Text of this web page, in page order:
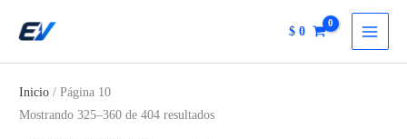
$ 0
Inicio / Página 10
Mostrando 325–360 de 404 resultadosOrdenado